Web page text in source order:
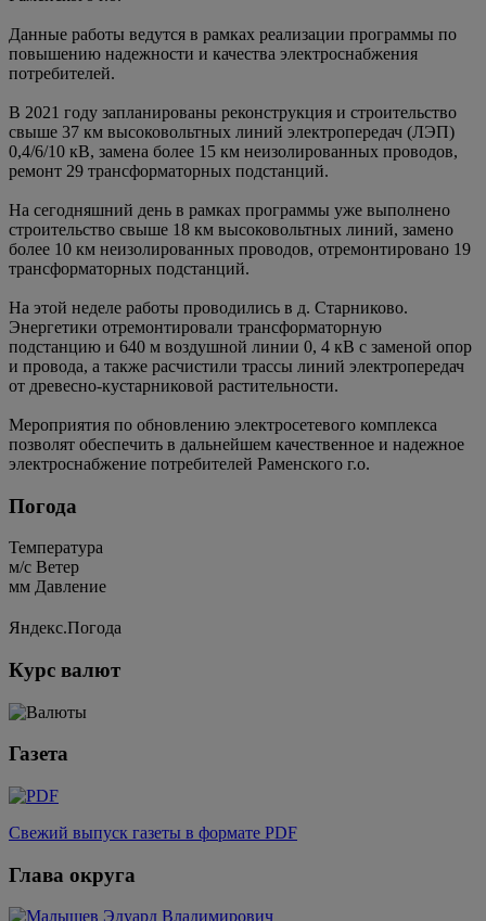
Данные работы ведутся в рамках реализации программы по
повышению надежности и качества электроснабжения
потребителей.
В 2021 году запланированы реконструкция и строительство
свыше 37 км высоковольтных линий электропередач (ЛЭП)
0,4/6/10 кВ, замена более 15 км неизолированных проводов,
ремонт 29 трансформаторных подстанций.
На сегодняшний день в рамках программы уже выполнено
строительство свыше 18 км высоковольтных линий, замено
более 10 км неизолированных проводов, отремонтировано 19
трансформаторных подстанций.
На этой неделе работы проводились в д. Старниково.
Энергетики отремонтировали трансформаторную
подстанцию и 640 м воздушной линии 0, 4 кВ с заменой опор
и провода, а также расчистили трассы линий электропередач
от древесно-кустарниковой растительности.
Мероприятия по обновлению электросетевого комплекса
позволят обеспечить в дальнейшем качественное и надежное
электроснабжение потребителей Раменского г.о.
Погода
Температура
м/c Ветер
мм Давление
Яндекс.Погода
Курс валют
Газета
Свежий выпуск газеты в формате PDF
Глава округа